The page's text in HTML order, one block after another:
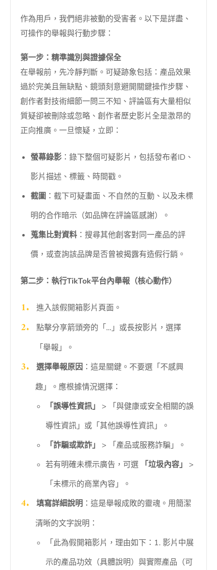
作為用戶，我們絕非被動的受害者。以下是詳盡、
可操作的舉報與行動步驟：
第一步：精準識別與證據保全
在舉報前，先冷靜判斷。可疑跡象包括：產品效果
過於完美且無缺點、鏡頭刻意避開關鍵操作步驟、
創作者對技術細節一問三不知、評論區有大量相似
質疑卻被刪除或忽略、創作者歷史影片全是激昂的
正向推廣。一旦懷疑，立即：
螢幕錄影 ：錄下整個可疑影片，包括發布者ID、
影片描述、標籤、時間戳。
截圖 ：截下可疑畫面、不自然的互動、以及未標
明的合作暗示（如品牌在評論區感謝）。
蒐集比對資料 ：搜尋其他創客對同一產品的評
價，或查詢該品牌是否曾被揭露有造假行銷。
第二步：執行TikTok平台內舉報（核心動作）
進入該假開箱影片頁面。
點擊分享箭頭旁的「…」或長按影片，選擇
「舉報」。
選擇舉報原因 ：這是關鍵。不要選「不感興
趣」。應根據情況選擇：
「誤導性資訊」
> 「與健康或安全相關的誤
導性資訊」或「其他誤導性資訊」。
「詐騙或欺詐」
> 「產品或服務詐騙」。
若有明確未標示廣告，可選
「垃圾內容」
>
「未標示的商業內容」。
填寫詳細說明 ：這是舉報成敗的靈魂。用簡潔
清晰的文字說明：
「此為假開箱影片，理由如下：1. 影片中展
示的產品功效（具體說明）與實際產品（可